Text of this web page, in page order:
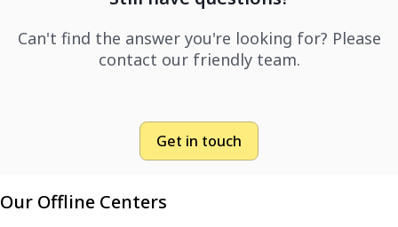
Can't find the answer you're looking for? Please
contact our friendly team.
Get in touch
Our Offline Centers